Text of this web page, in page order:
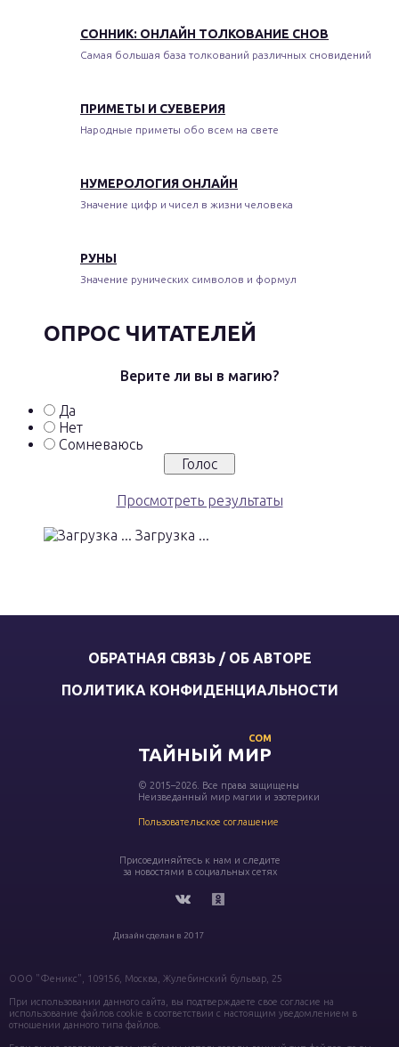
СОННИК: ОНЛАЙН ТОЛКОВАНИЕ СНОВ
Самая большая база толкований различных сновидений
ПРИМЕТЫ И СУЕВЕРИЯ
Народные приметы обо всем на свете
НУМЕРОЛОГИЯ ОНЛАЙН
Значение цифр и чисел в жизни человека
РУНЫ
Значение рунических символов и формул
ОПРОС ЧИТАТЕЛЕЙ
Верите ли вы в магию?
Да
Нет
Сомневаюсь
Просмотреть результаты
Загрузка ...
ОБРАТНАЯ СВЯЗЬ / ОБ АВТОРЕ
ПОЛИТИКА КОНФИДЕНЦИАЛЬНОСТИ
ТАЙНЫЙ МИР
COM
© 2015–2026. Все права защищены
Неизведанный мир магии и эзотерики
Пользовательское соглашение
Присоединяйтесь к нам и следите
за новостями в социальных сетях
Дизайн сделан в 2017
ООО "Феникс", 109156, Москва, Жулебинский бульвар, 25
При использовании данного сайта, вы подтверждаете свое согласие на
использование файлов cookie в соответствии с настоящим уведомлением в
отношении данного типа файлов.